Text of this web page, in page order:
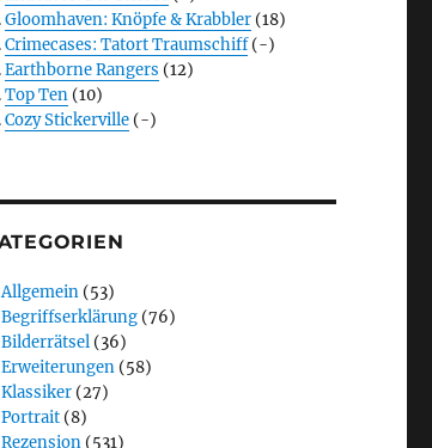
Gloomhaven: Knöpfe & Krabbler (18)
Crimecases: Tatort Traumschiff(-)
Earthborne Rangers (12)
Top Ten (10)
Cozy Stickerville (-)
Allgemein (53)
Begriffserklärung (76)
Bilderrätsel (36)
Erweiterungen (58)
Klassiker (27)
Portrait (8)
Rezension (531)